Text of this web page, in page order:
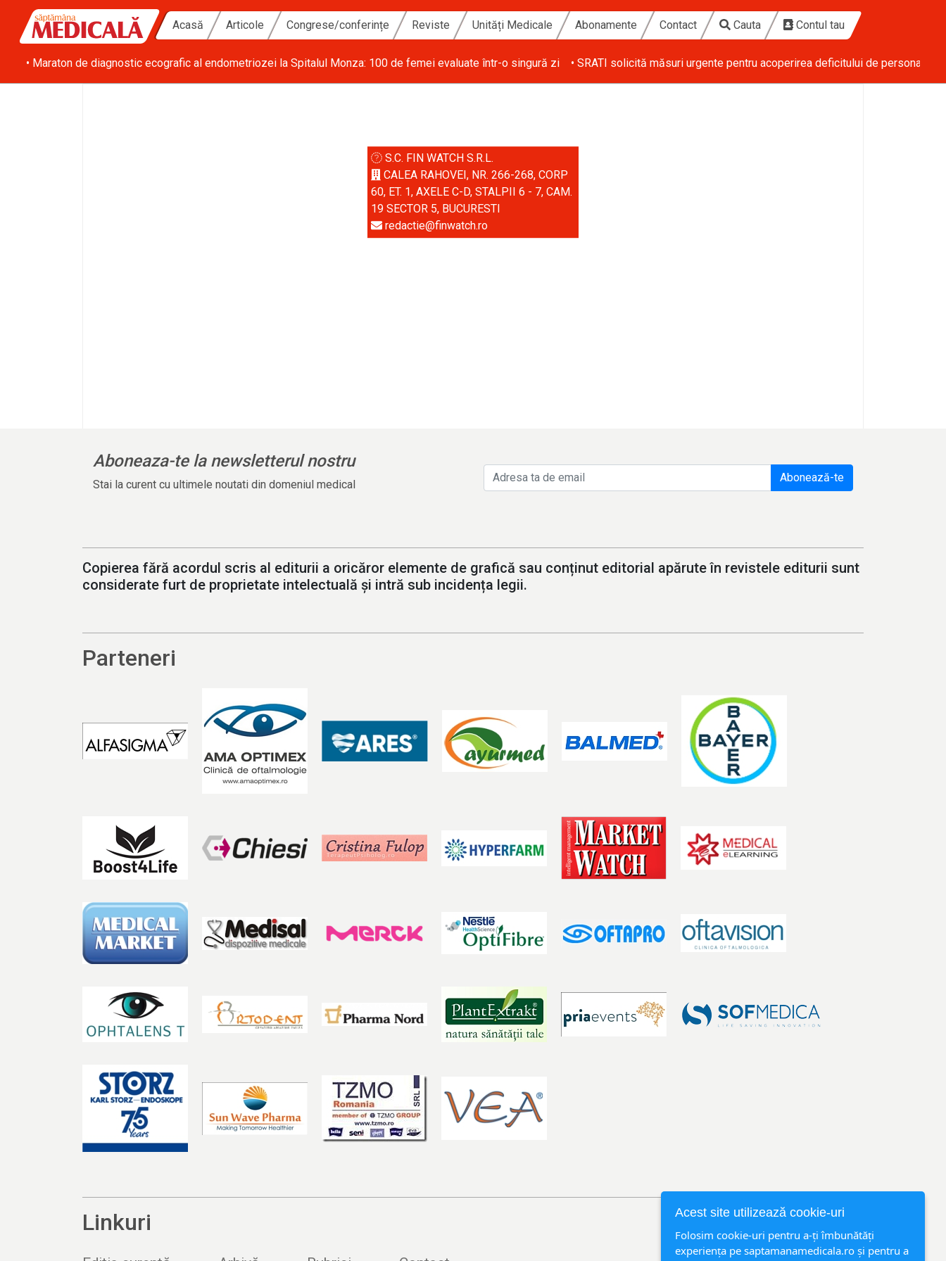
Acasă Articole Congrese/conferințe Reviste Unități Medicale Abonamente Contact Cauta Contul tau
• Maraton de diagnostic ecografic al endometriozei la Spitalul Monza: 100 de femei evaluate într-o singură zi • SRATI solicită măsuri urgente pentru acoperirea deficitului de personal
S.C. FIN WATCH S.R.L.
CALEA RAHOVEI, NR. 266-268, CORP
60, ET. 1, AXELE C-D, STALPII 6 - 7, CAM.
19 SECTOR 5, BUCURESTI
redactie@finwatch.ro
Aboneaza-te la newsletterul nostru
Stai la curent cu ultimele noutati din domeniul medical
Abonează-te
Copierea fără acordul scris al editurii a oricăror elemente de grafică sau conținut editorial apărute în revistele editurii sunt
considerate furt de proprietate intelectuală și intră sub incidența legii.
Parteneri
Linkuri
Acest site utilizează cookie-uri
Folosim cookie-uri pentru a-ți îmbunătăți
experiența pe saptamanamedicala.ro și pentru a